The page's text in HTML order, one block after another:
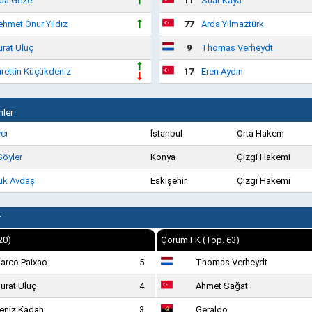
Onur Yıldız
Uluç
Küçükdeniz
77 Arda Yılmaztürk
9 Thomas Verheydt
17 Eren Aydın
İstanbul Orta Hakem
Konya Çizgi Hakemi
Avdaş Eskişehir Çizgi Hakemi
Paixao 5
Uluç 4
Kadah 3
Çorum FK (Top. 63)
Thomas Verheydt
Ahmet Sağat
Geraldo